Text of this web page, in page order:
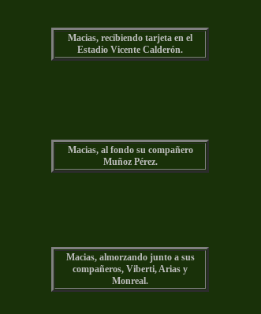
Macias, recibiendo tarjeta en el
Estadio Vicente Calderón.
Macias, al fondo su compañero
Muñoz Pérez.
Macias, almorzando junto a sus
compañeros, Viberti, Arias y
Monreal.